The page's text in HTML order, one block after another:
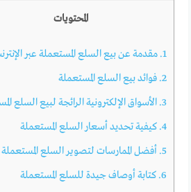
المحتويات
1. مقدمة عن بيع السلع المستعملة عبر
2. فوائد بيع السلع المستعملة
3. الأسواق الإلكترونية الرائجة لبيع السلع
4. كيفية تحديد أسعار السلع المستعملة
5. أفضل الممارسات لتصوير السلع المستعملة
6. كتابة أوصاف جيدة للسلع المستعملة